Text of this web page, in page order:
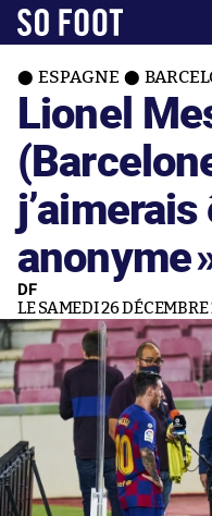
ESPAGNE
Lionel
anonyme
DF
LE SAMEDI 26